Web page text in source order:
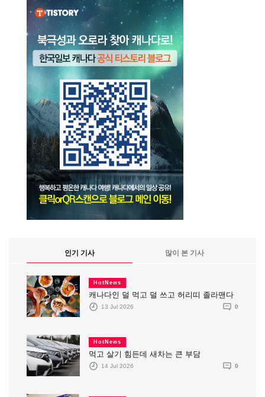
인기 기사 많이 본 기사
HotNews
캐나다인 덜 먹고 덜 쓰고 허리띠 졸라맨다
13 Jul 2026 0
HotNews
먹고 살기 힘든데 새차는 큰 부담
14 Jul 2026 0